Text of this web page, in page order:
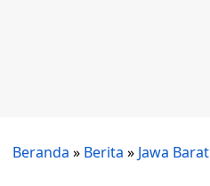
Beranda » Berita » Jawa Barat